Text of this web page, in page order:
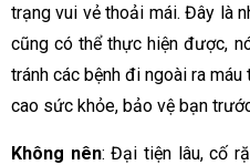
trạng vui vẻ thoải mái. Đây là
cũng có thể thực hiện được,
tránh các bệnh đi ngoài ra
cao sức khỏe, bảo vệ bạn
Không nên: Đại tiện lâu, cố